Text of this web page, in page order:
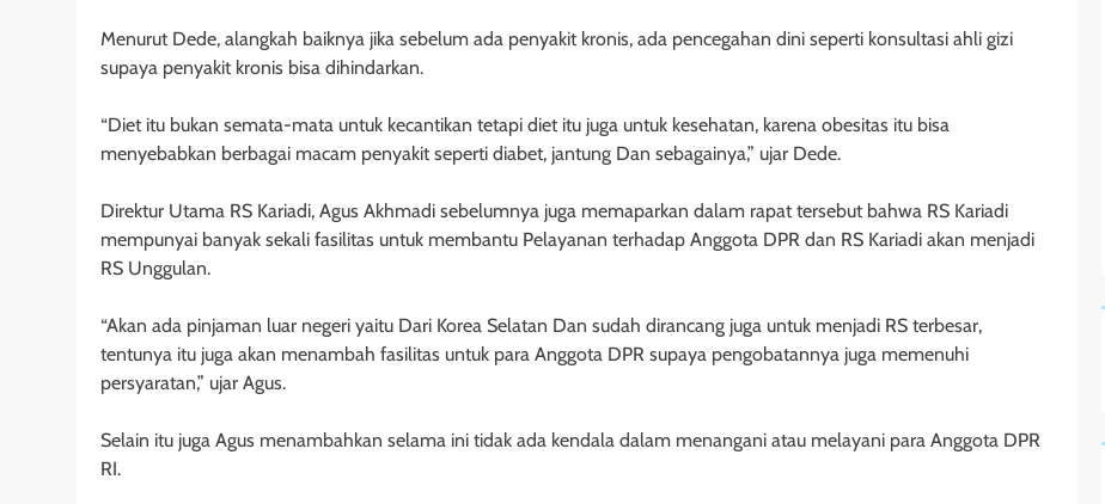
Menurut Dede, alangkah baiknya jika sebelum ada penyakit kronis, ada pencegahan dini seperti konsultasi ahli gizi
supaya penyakit kronis bisa dihindarkan.
“Diet itu bukan semata-mata untuk kecantikan tetapi diet itu juga untuk kesehatan, karena obesitas itu bisa
menyebabkan berbagai macam penyakit seperti diabet, jantung Dan sebagainya,” ujar Dede.
Direktur Utama RS Kariadi, Agus Akhmadi sebelumnya juga memaparkan dalam rapat tersebut bahwa RS Kariadi
mempunyai banyak sekali fasilitas untuk membantu Pelayanan terhadap Anggota DPR dan RS Kariadi akan menjadi
RS Unggulan.
“Akan ada pinjaman luar negeri yaitu Dari Korea Selatan Dan sudah dirancang juga untuk menjadi RS terbesar,
tentunya itu juga akan menambah fasilitas untuk para Anggota DPR supaya pengobatannya juga memenuhi
persyaratan,” ujar Agus.
Selain itu juga Agus menambahkan selama ini tidak ada kendala dalam menangani atau melayani para Anggota DPR
RI.